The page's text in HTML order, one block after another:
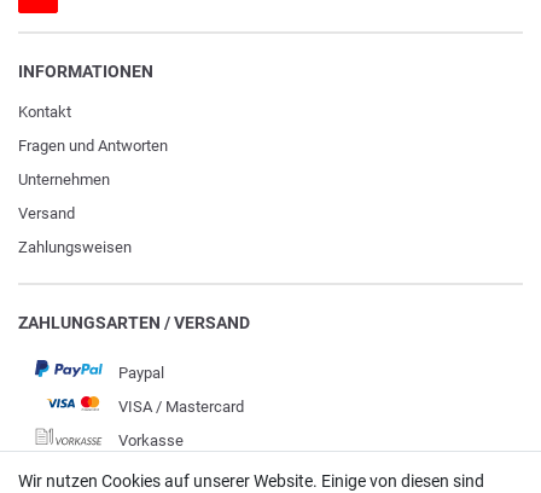
INFORMATIONEN
Kontakt
Fragen und Antworten
Unternehmen
Versand
Zahlungsweisen
ZAHLUNGSARTEN / VERSAND
Paypal
VISA / Mastercard
Vorkasse
DHL
Wir nutzen Cookies auf unserer Website. Einige von diesen sind